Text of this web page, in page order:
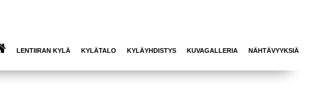
LENTIIRAN KYLÄ KYLÄTALO KYLÄYHDISTYS KUVAGALLERIA NÄHTÄVYYKSIÄ